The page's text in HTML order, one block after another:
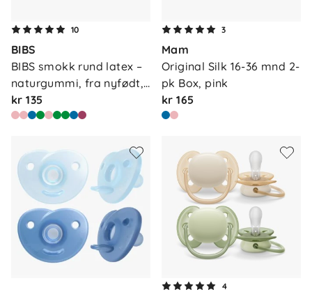
10
BIBS
BIBS smokk rund latex –
naturgummi, fra nyfødt,…
kr 135
3
Mam
Original Silk 16-36 mnd 2-
pk Box, pink
kr 165
4